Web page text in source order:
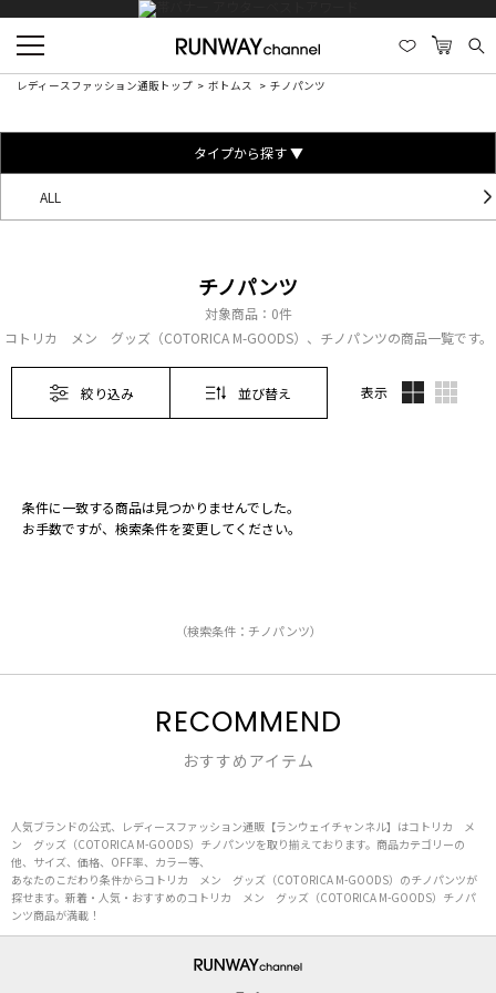
レディースファッション通販トップ ボトムス チノパンツ
タイプから探す ▼
ALL
チノパンツ
対象商品： 0件
コトリカ メン グッズ（COTORICA M-GOODS）、チノパンツの商品一覧です。
絞り込み 並び替え 表示
条件に一致する商品は見つかりませんでした。
お手数ですが、検索条件を変更してください。
（検索条件：チノパンツ）
RECOMMEND
おすすめアイテム
人気ブランドの公式、レディースファッション通販【ランウェイチャンネル】はコトリカ メ
ン グッズ（COTORICA M-GOODS）チノパンツを取り揃えております。商品カテゴリーの
他、サイズ、価格、OFF率、カラー等、
あなたのこだわり条件からコトリカ メン グッズ（COTORICA M-GOODS）のチノパンツが
探せます。新着・人気・おすすめのコトリカ メン グッズ（COTORICA M-GOODS）チノパ
ンツ商品が満載！